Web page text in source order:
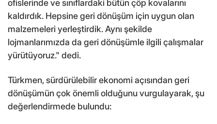
ofislerinde ve sınıflardaki bütün çöp kovalarını
kaldırdık. Hepsine geri dönüşüm için uygun olan
malzemeleri yerleştirdik. Aynı şekilde
lojmanlarımızda da geri dönüşümle ilgili çalışmalar
yürütüyoruz." dedi.
Türkmen, sürdürülebilir ekonomi açısından geri
dönüşümün çok önemli olduğunu vurgulayarak, şu
değerlendirmede bulundu: